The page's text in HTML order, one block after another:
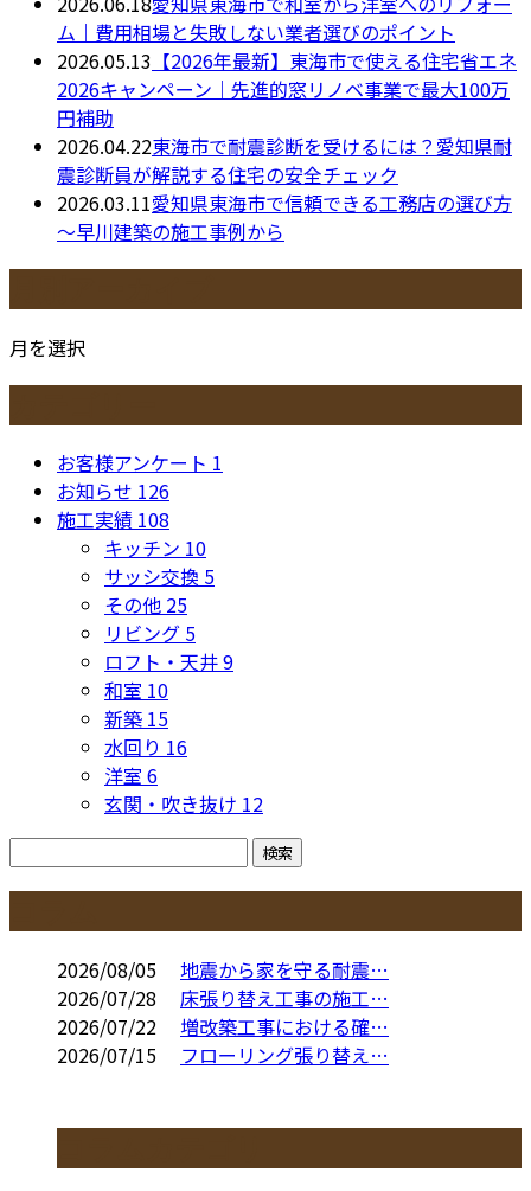
ム｜費用相場と失敗しない業者選びのポイント
2026.05.13 【2026年最新】東海市で使える住宅省エネ
2026キャンペーン｜先進的窓リノベ事業で最大100万
円補助
2026.04.22東海市で耐震診断を受けるには？愛知県耐
震診断員が解説する住宅の安全チェック
2026.03.11愛知県東海市で信頼できる工務店の選び方
～早川建築の施工事例から
月を選択
お客様アンケート 1
お知らせ 126
施工実績 108
キッチン 10
サッシ交換 5
その他 25
リビング 5
ロフト・天井9
和室 10
新築 15
水回り 16
洋室 6
玄関・吹き抜け 12
2026/08/05
地震から家を守る耐震…
2026/07/28
床張り替え工事の施工…
2026/07/22
増改築工事における確…
2026/07/15
フローリング張り替え…